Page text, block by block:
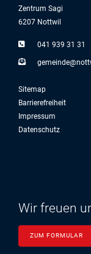
Zentrum Sagi
6207 Nottwil
041 939 31 31
g m nd n
Sitemap
Barrierefreiheit
Impressum
Datenschutz
Wir freuen
ZUM FORMULAR